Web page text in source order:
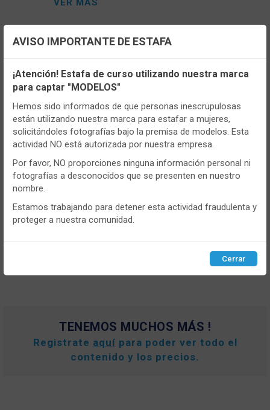
VER MÁS
- NIKESX7667
Calcetín unisex Nike SX7667 Pack de 3
TENEMOS MUCHOS MÁS !
Registrate aquí para poder ver todo el
contenido y los precios.
Configuración de cookies
Utilizamos cookies propias y de terceros, de sesión o
persistentes, para hacer funcionar de manera segura nuestra
página web y personalizar su contenido.
Igualmente, utilizamos cookies para medir y obtener datos de
la navegación que realizas y para ajustar el contenido a tus
gustos y preferencias.
Puedesconfigurary aceptar el uso de cookies a tu gusto.
Para obtener más información visita nuestra
cookies.
Configurar Rechazar ACEPTAR
AVISO IMPORTANTE DE ESTAFA
¡Atención! Estafa de curso utilizando nuestra marca
para captar "MODELOS"
Hemos sido informados de que personas inescrupulosas
están utilizando nuestra marca para estafar a mujeres,
solicitándoles fotografías bajo la premisa de modelos. Esta
actividad NO está autorizada por nuestra empresa.
Por favor, NO proporciones ninguna información personal ni
fotografías a desconocidos que se presenten en nuestro
nombre.
Estamos trabajando para detener esta actividad fraudulenta y
proteger a nuestra comunidad.
Cerrar